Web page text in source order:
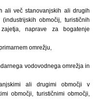
ali več stanovanjskih ali drugih
območij, turističnih
naprave za bogatenje
omrežju,
vodovodnega omrežja in
ali drugimi območji v
območji, turističnimi območji,